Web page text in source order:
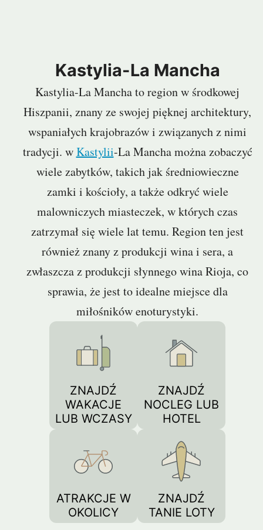
Kastylia-La Mancha
Kastylia-La Mancha to region w środkowej
Hiszpanii, znany ze swojej pięknej architektury,
wspaniałych krajobrazów i związanych z nimi
tradycji. wKastylii-La Mancha można zobaczyć
wiele zabytków, takich jak średniowieczne
zamki i kościoły, a także odkryć wiele
malowniczych miasteczek, w których czas
zatrzymał się wiele lat temu. Region ten jest
również znany z produkcji wina i sera, a
zwłaszcza z produkcji słynnego wina Rioja, co
sprawia, że jest to idealne miejsce dla
miłośników enoturystyki.
ZNAJDŹ
WAKACJE
LUB WCZASY
ZNAJDŹ
NOCLEG LUB
HOTEL
ATRAKCJE W
OKOLICY
ZNAJDŹ
TANIE LOTY